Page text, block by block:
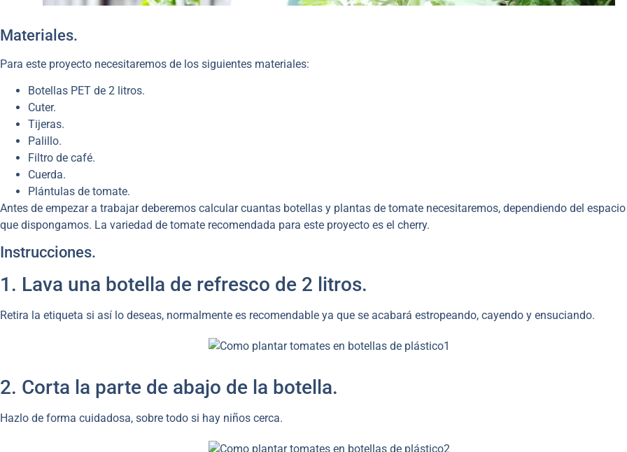
Materiales.
Para este proyecto necesitaremos de los siguientes materiales:
Botellas PET de 2 litros.
Cuter.
Tijeras.
Palillo.
Filtro de café.
Cuerda.
Plántulas de tomate.
Antes de empezar a trabajar deberemos calcular cuantas botellas y plantas de tomate necesitaremos, dependiendo del
que dispongamos. La variedad de tomate recomendada para este proyecto es el cherry.
Instrucciones.
1. Lava una botella de refresco de 2 litros.
Retira la etiqueta si así lo deseas, normalmente es recomendable ya que se acabará estropeando, cayendo y ensuciando.
2. Corta la parte de abajo de la botella.
Hazlo de forma cuidadosa, sobre todo si hay niños cerca.